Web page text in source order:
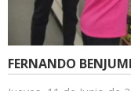
FERNANDO